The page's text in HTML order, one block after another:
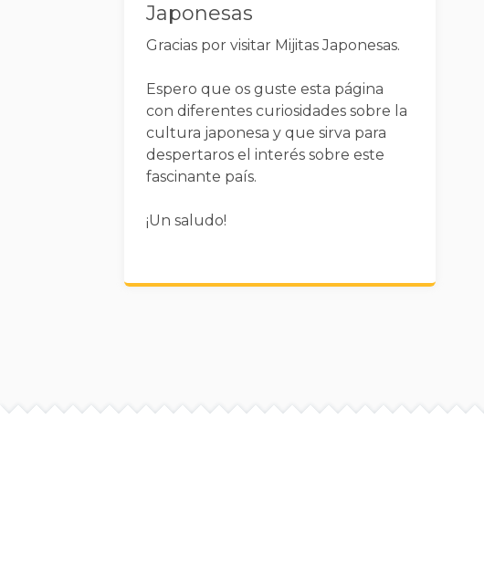
Japonesas
Gracias por visitar Mijitas Japonesas.
Espero que os guste esta página
con diferentes curiosidades sobre la
cultura japonesa y que sirva para
despertaros el interés sobre este
fascinante país.
¡Un saludo!